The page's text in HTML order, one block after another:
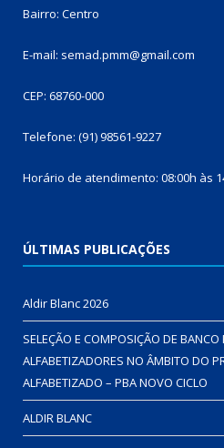
Bairro: Centro
E-mail: semad.pmm@gmail.com
CEP: 68760-000
Telefone: (91) 98561-9227
Horário de atendimento: 08:00h às
ÚLTIMAS PUBLICAÇÕES
Aldir Blanc 2026
SELEÇÃO E COMPOSIÇÃO DE BANCO
ALFABETIZADORES NO ÂMBITO DO
ALFABETIZADO – PBA NOVO CICLO
ALDIR BLANC